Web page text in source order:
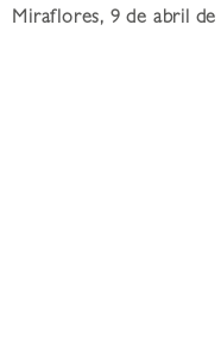
Miraflores, 9 de abril de